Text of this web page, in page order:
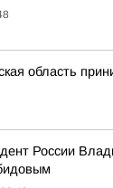
область
России